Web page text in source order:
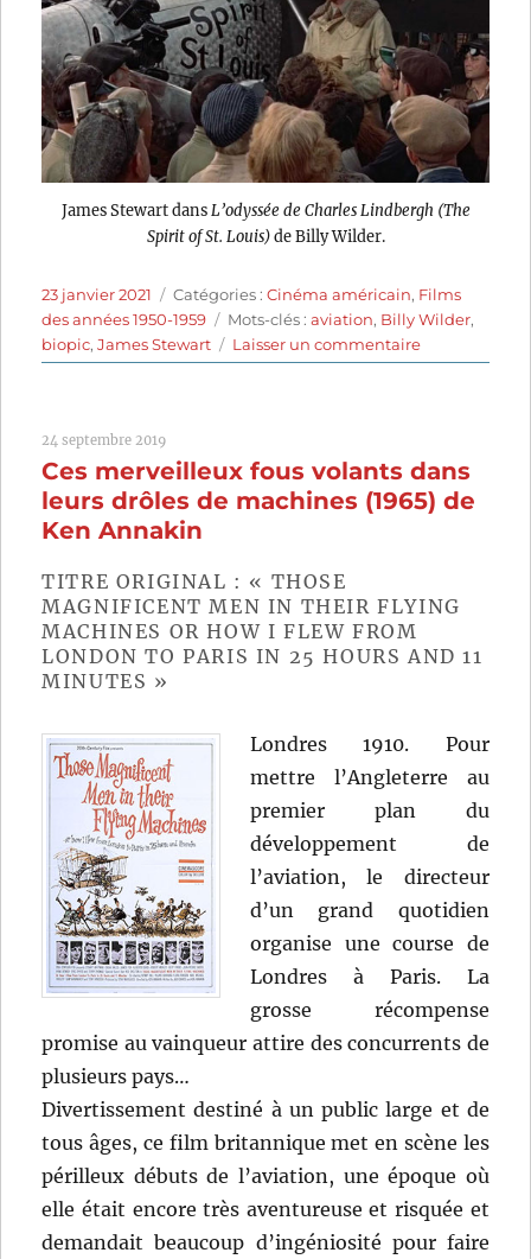
James Stewart dansL’odyssée de Charles Lindbergh (The
Spirit of St. Louis)de Billy Wilder.
Publié
le
23 janvier 2021 Catégories
Catégories :Cinéma américain, Films
des années 1950-1959
Étiquettes
Mots-clés :aviation, Billy Wilder,
biopic,James Stewart Laisser un commentairesur
L’odyssée
(1957)
de
Billy
24 septembre 2019
Ces merveilleux fous volants dans
leurs drôles de machines (1965) de
Ken Annakin
TITRE ORIGINAL : « THOSE
MAGNIFICENT MEN IN THEIR FLYING
MACHINES OR HOW I FLEW FROM
LONDON TO PARIS IN 25 HOURS AND 11
MINUTES »
Londres 1910. Pour
mettre l’Angleterre au
premier plan du
développement de
l’aviation, le directeur
d’un grand quotidien
organise une course de
Londres à Paris. La
grosse récompense
promise au vainqueur attire des concurrents de
plusieurs pays…
Divertissement destiné à un public large et de
tous âges, ce film britannique met en scène les
périlleux débuts de l’aviation, une époque où
elle était encore très aventureuse et risquée et
demandait beaucoup d’ingéniosité pour faire